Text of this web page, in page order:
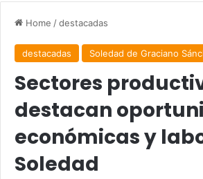
Home /destacadas
destacadas Soledad de Graciano
Sectores
destacan
económicas y
Soledad